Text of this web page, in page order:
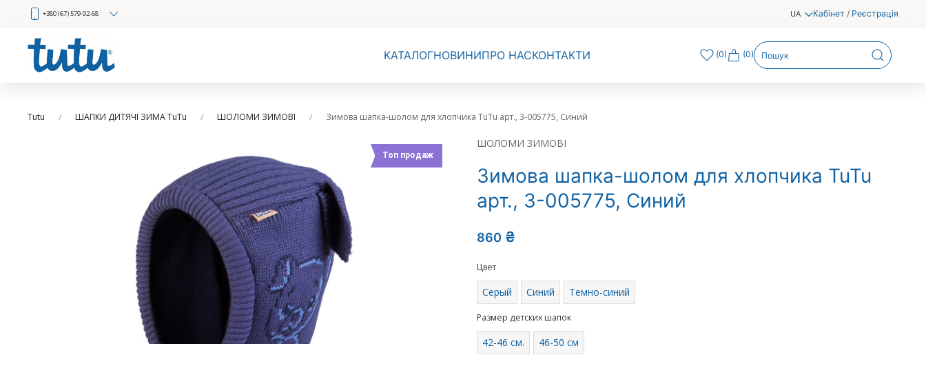
+380 (67) 579-92-68 UA Кабінет / Реєстрація
КАТАЛОГНОВИНИПРО НАСКОНТАКТИ (0) (0)
Tutu ШАПКИ ДИТЯЧІ ЗИМА TuTu ШОЛОМИ ЗИМОВІ Зимова шапка-шолом для хлопчика TuTu арт., 3-005775, Синий
Топ продаж
ШОЛОМИ ЗИМОВІ
Зимова шапка-шолом для хлопчика TuTu
арт., 3-005775, Синий
860 ₴
Цвет
Серый Синий Темно-синий
Размер детских шапок
42-46 см. 46-50 см